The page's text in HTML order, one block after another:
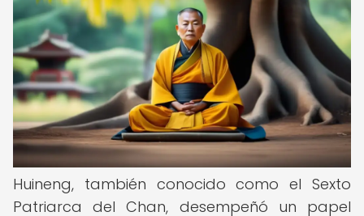
Huineng, también conocido como el Sexto
Patriarca del Chan, desempeñó un papel